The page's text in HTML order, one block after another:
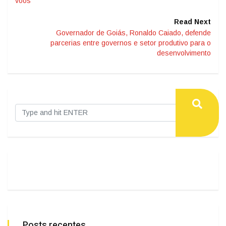
Read Next
Governador de Goiás, Ronaldo Caiado, defende
parcerias entre governos e setor produtivo para o
desenvolvimento